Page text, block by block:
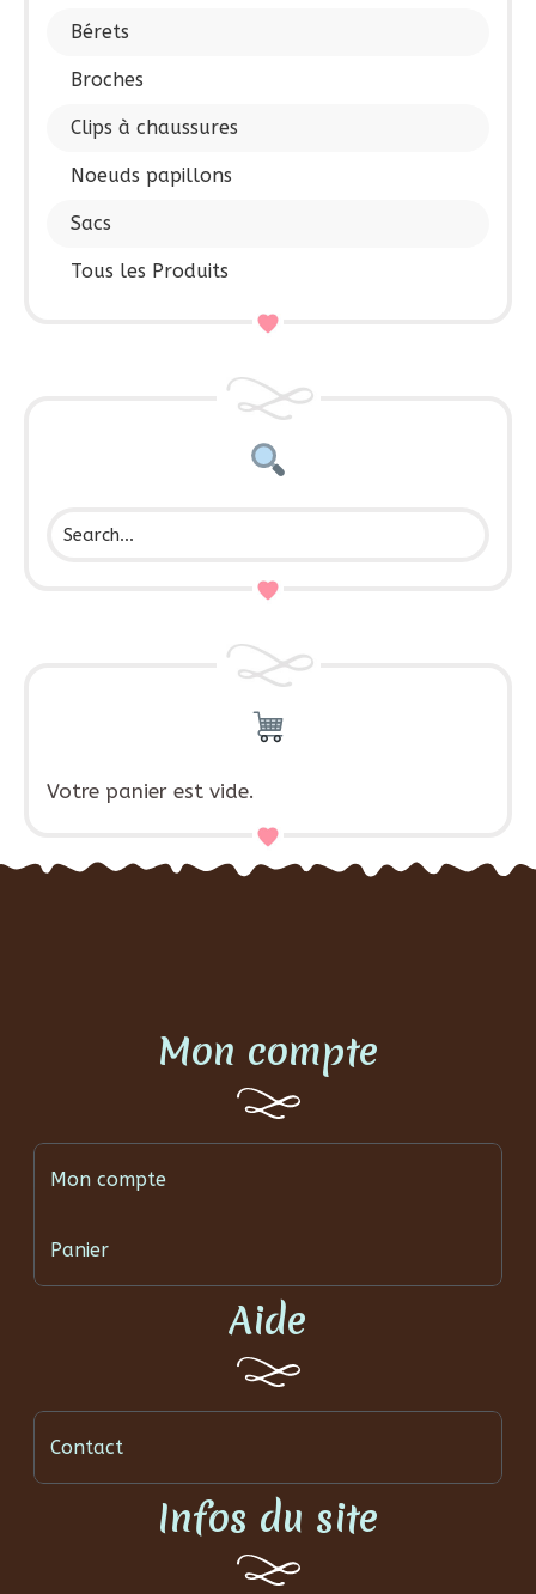
Bérets
Broches
Clips à chaussures
Noeuds papillons
Sacs
Tous les Produits
Votre panier est vide.
Mon compte
Mon compte
Panier
Aide
Contact
Infos du site